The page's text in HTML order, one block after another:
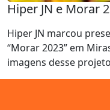
Hiper JN e Morar
Hiper JN marcou
“Morar 2023” em
imagens desse